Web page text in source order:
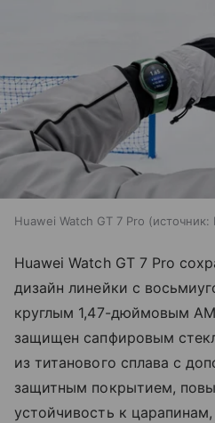
Huawei Watch GT 7 Pro источник:
Huawei Watch GT 7 Pro
дизайн линейки с
круглым 1,47-дюймовым
защищен сапфировым
из титанового сплава с
защитным покрытием,
устойчивость к